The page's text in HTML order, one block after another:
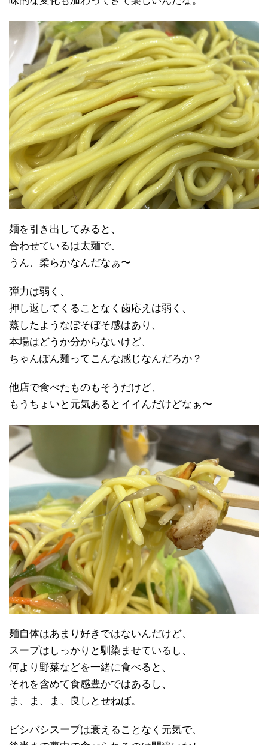
麺を引き出してみると、
合わせているは太麺で、
うん、柔らかなんだなぁ〜
弾力は弱く、
押し返してくることなく歯応えは弱く、
蒸したようなぼそぼそ感はあり、
本場はどうか分からないけど、
ちゃんぽん麺ってこんな感じなんだろか？
他店で食べたものもそうだけど、
もうちょいと元気あるとイイんだけどなぁ〜
麺自体はあまり好きではないんだけど、
スープはしっかりと馴染ませているし、
何より野菜などを一緒に食べると、
それを含めて食感豊かではあるし、
ま、ま、ま、良しとせねば。
ビシバシスープは衰えることなく元気で、